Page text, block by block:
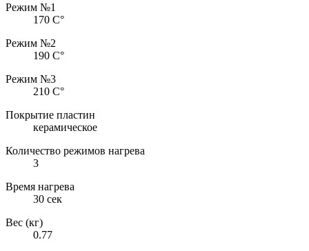
Режим №1
170 С°
Режим №2
190 С°
Режим №3
210 С°
Покрытие пластин
керамическое
Количество режимов нагрева
3
Время нагрева
30 сек
Вес (кг)
0.77